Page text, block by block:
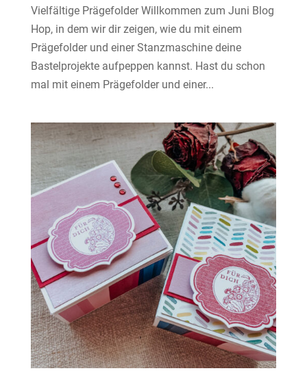
Vielfältige Prägefolder Willkommen zum Juni Blog
Hop, in dem wir dir zeigen, wie du mit einem
Prägefolder und einer Stanzmaschine deine
Bastelprojekte aufpeppen kannst. Hast du schon
mal mit einem Prägefolder und einer...